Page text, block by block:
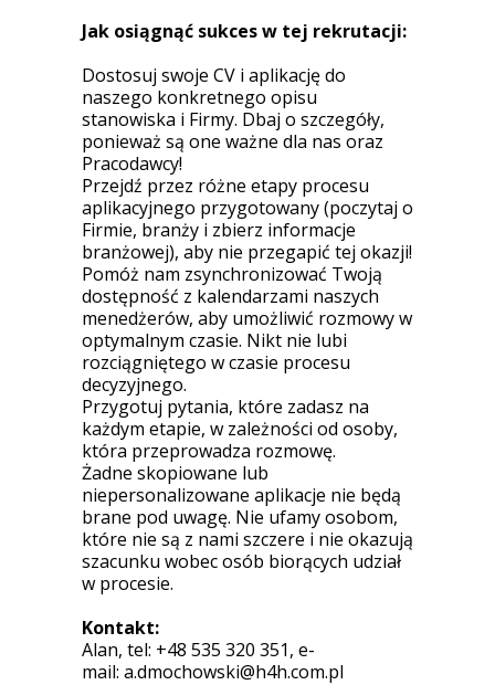
Jak osiągnąć sukces w tej rekrutacji:
Dostosuj swoje CV i aplikację do
naszego konkretnego opisu
stanowiska i Firmy. Dbaj o szczegóły,
ponieważ są one ważne dla nas oraz
Pracodawcy!
Przejdź przez różne etapy procesu
aplikacyjnego przygotowany (poczytaj o
Firmie, branży i zbierz informacje
branżowej), aby nie przegapić tej okazji!
Pomóż nam zsynchronizować Twoją
dostępność z kalendarzami naszych
menedżerów, aby umożliwić rozmowy w
optymalnym czasie. Nikt nie lubi
rozciągniętego w czasie procesu
decyzyjnego.
Przygotuj pytania, które zadasz na
każdym etapie, w zależności od osoby,
która przeprowadza rozmowę.
Żadne skopiowane lub
niepersonalizowane aplikacje nie będą
brane pod uwagę. Nie ufamy osobom,
które nie są z nami szczere i nie okazują
szacunku wobec osób biorących udział
w procesie.
Kontakt:
Alan, tel: +48 535 320 351, e-
mail: a.dmochowski@h4h.com.pl